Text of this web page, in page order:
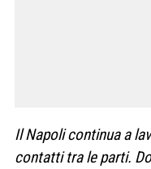
Il Napoli continua a
contatti tra le parti.